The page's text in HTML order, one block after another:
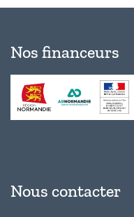
Nos financeurs
Nous contacter